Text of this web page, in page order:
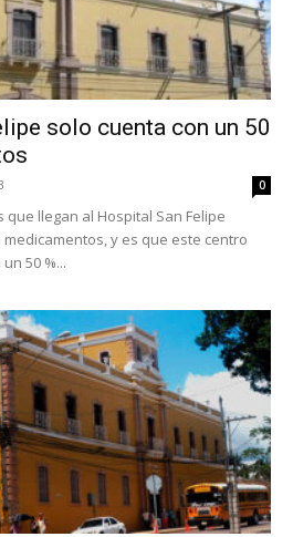
solo cuenta con un 50
0
que llegan al Hospital San Felipe
y es que este centro
50 %...